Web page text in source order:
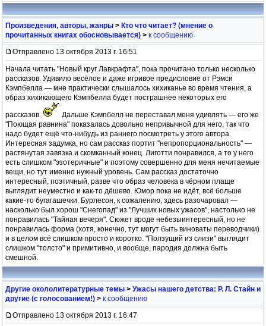
Произведения, авторы, жанры > Кто что читает? (мнение о
прочитанных книгах обосновывается) > к сообщению
Отправлено 13 октября 2013 г. 16:51
Начала читать "Новый круг Лавкрафта", пока прочитано только несколько
рассказов. Удивило весёлое и даже игривое предисловие от Рэмси
Кэмпбелла — мне практически слышалось хихиканье во время чтения, а
образ хихикающего Кэмпбелла будет пострашнее некоторых его
рассказов.
Дальше Кэмпбелл не переставал меня удивлять — его же
"Поющая равнина" показалась довольно непривычной для него, так что
надо будет ещё что-нибудь из раннего посмотреть у этого автора.
Интересная задумка, но сам рассказ портит "непропорциональность" —
растянутая завязка и скомканный конец. Лиготти понравился, а то у него
есть слишком "эзотеричные" и поэтому совершенно для меня нечитаемые
вещи, но тут именно нужный уровень. Сам рассказ достаточно
интересный, поэтичный, разве что образ человека в чёрном плаще
выглядит неуместно и как-то дёшево. Юмор пока не идёт, всё больше
какие-то бугагашечки. Бурлесон, к сожалению, здесь разочаровал —
насколько был хорош "Снегопад" из "Лучших новых ужасов", настолько не
понравилась "Тайная вечеря". Сюжет вроде небезыинтересный, но не
понравилась форма (хотя, конечно, тут могут быть виноваты переводчики)
и в целом всё слишком просто и коротко. "Ползущий из слизи" выглядит
слишком "толсто" и примитивно, и вообще, пародия должна быть
смешной.
Другие окололитературные темы > Ужасы нашего детства: Р. Л. Стайн и
другие (с голосованием!) > к сообщению
Отправлено 13 октября 2013 г. 16:47